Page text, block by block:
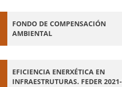
FONDO DE COMPENSACIÓN
AMBIENTAL
EFICIENCIA ENERXÉTICA EN
INFRAESTRUTURAS. FEDER